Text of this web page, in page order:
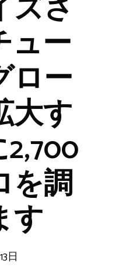
ュー
ロー
大す
を調
す
日